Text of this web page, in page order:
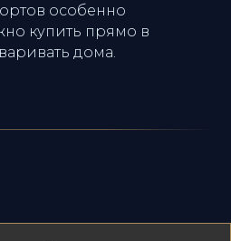
особенно
купить прямо в
дома.